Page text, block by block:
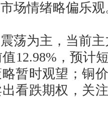
场情绪略偏乐观
为主，当前主
12.98%，预计
暂时观望；铜
看跌期权，关